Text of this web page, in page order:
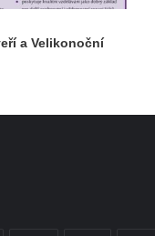
a Velikonoční